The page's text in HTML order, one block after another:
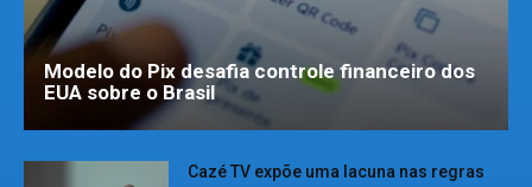
Modelo do Pix desafia controle financeiro dos
EUA sobre o Brasil
Cazé TV expõe uma lacuna nas regras